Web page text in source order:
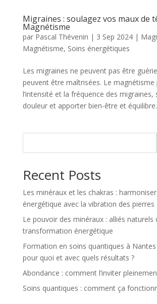
Migraines : soulagez vos maux de
Magnétisme
par Pascal Thévenin | 3 Sep 2024|
Magnétisme, Soins énergétiques
Les migraines ne peuvent pas être
peuvent être maîtrisées. Le magnétisme
l’intensité et la fréquence des migraines,
douleur et apporter bien-être et équilibre.
Recent Posts
Les minéraux et les chakras :
énergétique avec la vibration des pierres
Le pouvoir des minéraux : alliés naturels
transformation énergétique
Formation en soins quantiques à
pour quoi et avec quels résultats ?
Abondance : comment l’inviter
Soins quantiques : comment ça